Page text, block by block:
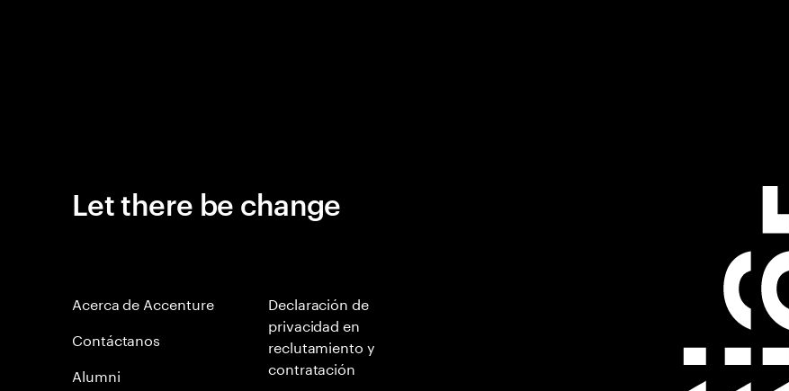
Let there be change
Acerca de Accenture
Contáctanos
Alumni
Declaración de
privacidad en
reclutamiento y
contratación